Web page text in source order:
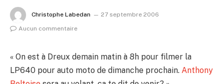
Christophe Labedan
27 septembre 2006
Aucun commentaire
« On est à Dreux demain matin à 8h pour filmer la
LP640 pour auto moto de dimanche prochain. Anthony